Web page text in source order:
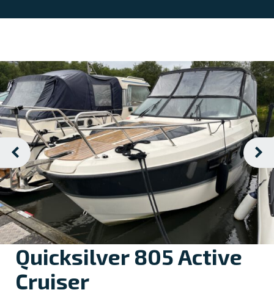
Quicksilver 805 Active
Cruiser